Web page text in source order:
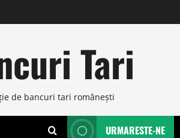
Tari
de bancuri tari româneşti
URMARESTE-NE